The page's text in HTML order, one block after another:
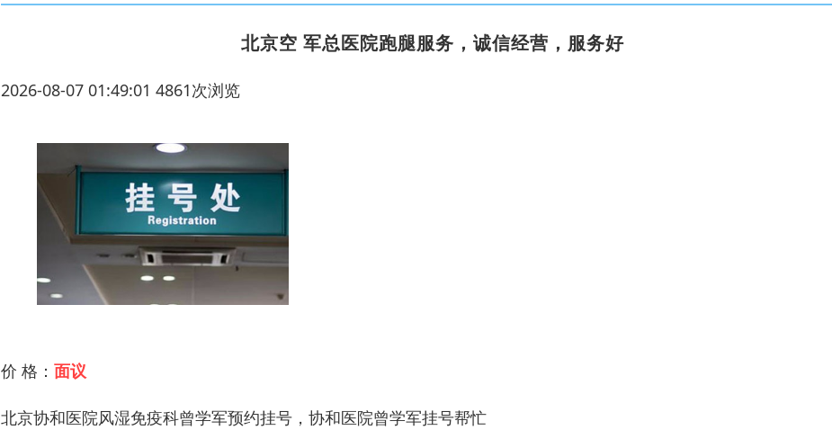
北京空 军总医院跑腿服务，诚信经营，服务好
2026-08-07 01:49:01 4861次浏览
价 格： 面议
北京协和医院风湿免疫科曾学军预约挂号，协和医院曾学军挂号帮忙